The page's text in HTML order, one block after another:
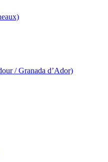
/ Granada d’Ador)